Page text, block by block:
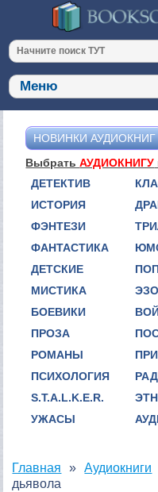
НОВИНКИ АУДИОКНИГ
ВыбратьАУДИОКНИГУ
ДЕТЕКТИВ
ИСТОРИЯ
ФЭНТЕЗИ
ФАНТАСТИКА
ДЕТСКИЕ
МИСТИКА
БОЕВИКИ
ПРОЗА
РОМАНЫ
ПСИХОЛОГИЯ
S.T.A.L.K.E.R.
УЖАСЫ
Главная Аудиокниги
дьявола